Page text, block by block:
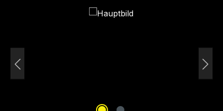
Bildergalerie überspringen